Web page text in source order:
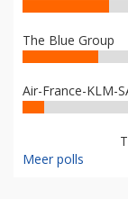
The Blue Group
Air-France-KLM-
Meer polls